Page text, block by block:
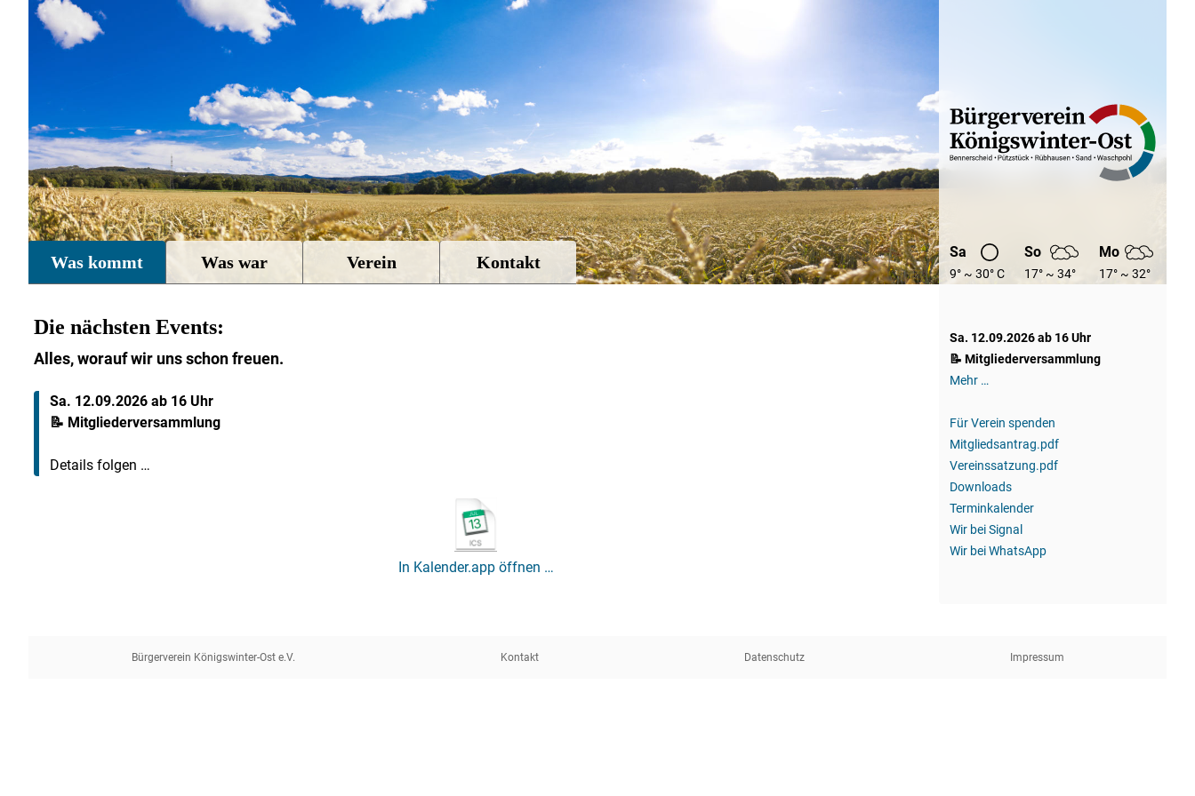
Was kommt Was war Verein Kontakt
Sa
9° ~ 30° C
So
17° ~ 34°
Mo
17° ~ 32°
Die nächsten Events:
Alles, worauf wir uns schon freuen.
Sa. 12.09.2026 ab 16 Uhr
📝 Mitgliederversammlung
Details folgen …
In Kalender.app öffnen …
Sa. 12.09.2026 ab 16 Uhr
📝 Mitgliederversammlung
Für Verein spenden
Mitgliedsantrag.pdf
Vereinssatzung.pdf
Downloads
Terminkalender
Wir bei Signal
Wir bei WhatsApp
Bürgerverein Königswinter-Ost e.V. Kontakt Datenschutz Impressum